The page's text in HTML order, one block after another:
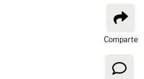
Comparte